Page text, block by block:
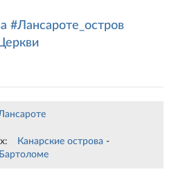
#Лансароте_остров
Канарские острова -